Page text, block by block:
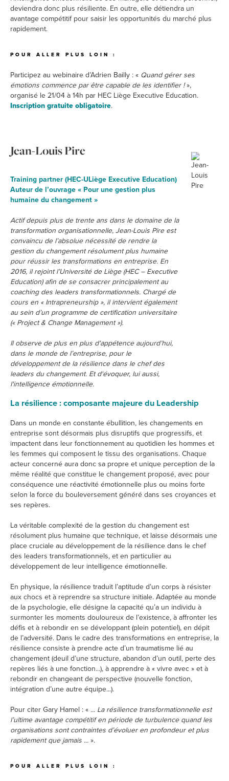
deviendra donc plus résiliente. En outre, elle détiendra un
avantage compétitif pour saisir les opportunités du marché plus
rapidement.
POUR ALLER PLUS LOIN :
Participez au webinaire d’Adrien Bailly : « Quand gérer ses
émotions commence par être capable de les identifier !»,
organisé le 21/04 à 14h par HEC Liège Executive Education.
Inscription gratuite obligatoire.
Jean-Louis Pire
Training partner (HEC-ULiège Executive Education)
Auteur de l’ouvrage « Pour une gestion plus
humaine du changement »
Actif depuis plus de trente ans dans le domaine de la
transformation organisationnelle, Jean-Louis Pire est
convaincu de l’absolue nécessité de rendre la
gestion du changement résolument plus humaine
pour réussir les transformations en entreprise. En
2016, il rejoint l’Université de Liège (HEC – Executive
Education) afin de se consacrer principalement au
coaching des leaders transformationnels. Chargé de
cours en « Intrapreneurship », il intervient également
au sein d’un programme de certification universitaire
(« Project & Change Management »).
Il observe de plus en plus d'appétence aujourd’hui,
dans le monde de l’entreprise, pour le
développement de la résilience dans le chef des
leaders du changement. Et d'évoquer, lui aussi,
l'intelligence émotionnelle.
La résilience : composante majeure du Leadership
Dans un monde en constante ébullition, les changements en
entreprise sont désormais plus disruptifs que progressifs, et
impactent dans leur fonctionnement au quotidien les hommes et
les femmes qui composent le tissu des organisations. Chaque
acteur concerné aura donc sa propre et unique perception de la
même réalité que constitue le changement proposé, avec pour
conséquence une réactivité émotionnelle plus ou moins forte
selon la force du bouleversement généré dans ses croyances et
ses repères.
La véritable complexité de la gestion du changement est
résolument plus humaine que technique, et laisse désormais une
place cruciale au développement de la résilience dans le chef
des leaders transformationnels, et en particulier au
développement de leur intelligence émotionnelle.
En physique, la résilience traduit l’aptitude d’un corps à résister
aux chocs et à reprendre sa structure initiale. Adaptée au monde
de la psychologie, elle désigne la capacité qu’a un individu à
surmonter les moments douloureux de l’existence, à affronter les
défis et à rebondir en se développant (plein potentiel), en dépit
de l’adversité. Dans le cadre des transformations en entreprise, la
résilience consiste à prendre acte d’un traumatisme lié au
changement (deuil d’une structure, abandon d’un outil, perte des
repères liés à une fonction...), à apprendre à « vivre avec » et à
rebondir en changeant de perspective (nouvelle fonction,
intégration d’une autre équipe...).
Pour citer Gary Hamel : « ... La résilience transformationnelle est
l’ultime avantage compétitif en période de turbulence quand les
organisations sont contraintes d’évoluer en profondeur et plus
rapidement que jamais ... ».
POUR ALLER PLUS LOIN :